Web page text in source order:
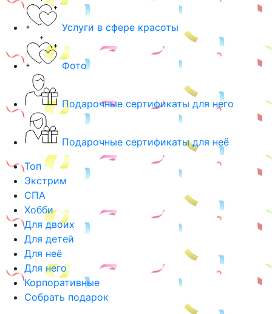
Услуги в сфере красоты
Фото
Подарочные сертификаты для него
Подарочные сертификаты для неё
Топ
Экстрим
СПА
Хобби
Для двоих
Для детей
Для неё
Для него
Корпоративные
Собрать подарок